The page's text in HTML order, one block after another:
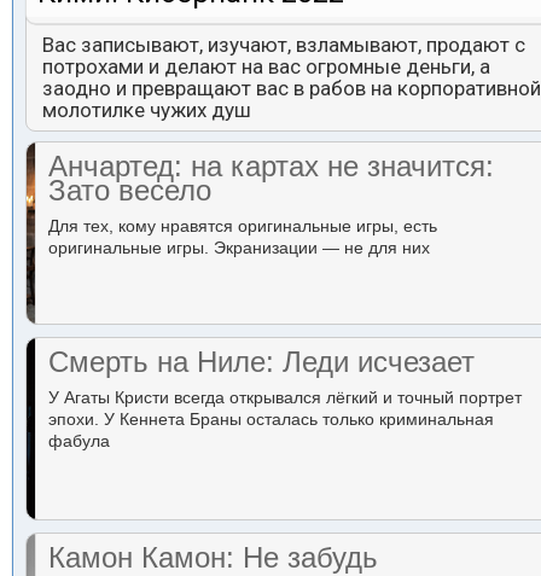
Вас записывают, изучают, взламывают, продают с
потрохами и делают на вас огромные деньги, а
заодно и превращают вас в рабов на корпоративной
молотилке чужих душ
Анчартед: на картах не значится:
Зато весело
Для тех, кому нравятся оригинальные игры, есть
оригинальные игры. Экранизации — не для них
Смерть на Ниле: Леди исчезает
У Агаты Кристи всегда открывался лёгкий и точный портрет
эпохи. У Кеннета Браны осталась только криминальная
фабула
Камон Камон: Не забудь